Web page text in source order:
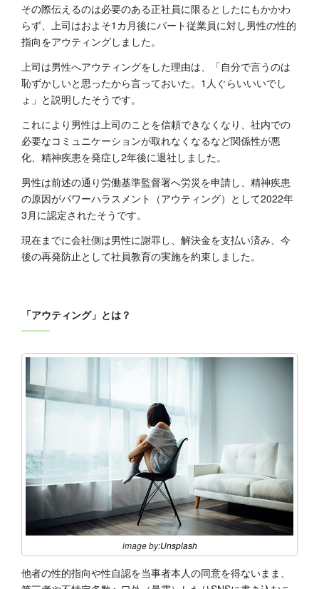
その際伝えるのは必要のある正社員に限るとしたにもかかわ
らず、上司はおよそ1カ月後にパート従業員に対し男性の性的
指向をアウティングしました。
上司は男性へアウティングをした理由は、「自分で言うのは
恥ずかしいと思ったから言っておいた。1人ぐらいいいでし
ょ」と説明したそうです。
これにより男性は上司のことを信頼できなくなり、社内での
必要なコミュニケーションが取れなくなるなど関係性が悪
化、精神疾患を発症し2年後に退社しました。
男性は前述の通り労働基準監督署へ労災を申請し、精神疾患
の原因がパワーハラスメント（アウティング）として2022年
3月に認定されたそうです。
現在までに会社側は男性に謝罪し、解決金を支払い済み、今
後の再発防止として社員教育の実施を約束しました。
「アウティング」とは？
image by:Unsplash
他者の性的指向や性自認を当事者本人の同意を得ないまま、